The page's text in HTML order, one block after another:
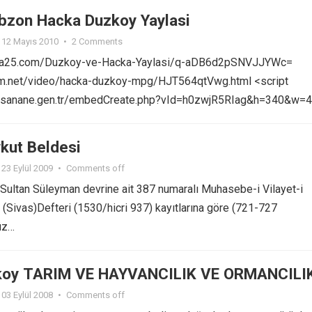
Hacka Duzkoy Yaylasi
12 Mayıs 2010 • 2 Comments
Duzkoy-ve-Hacka-Yaylasi/q-aDB6d2pSNVJJYWc=
video/hacka-duzkoy-mpg/HJT564qtVwg.html <script
Beldesi
23 Eylül 2009 • Comments off
Sultan Süleyman devrine ait 387 numaralı Muhasebe-i Vilayet-i
(Sivas)Defteri (1530/hicri 937) kayıtlarına göre (721-727
TARIM VE HAYVANCILIK VE
03 Eylül 2008 • Comments off